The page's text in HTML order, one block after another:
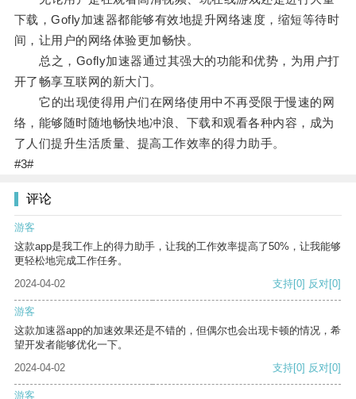
下载，Gofly加速器都能够有效地提升网络速度，缩短等待时
间，让用户的网络体验更加畅快。
总之，Gofly加速器通过其强大的功能和优势，为用户打
开了畅享互联网的新大门。
它的出现使得用户们在网络使用中不再受限于慢速的网
络，能够随时随地畅快地冲浪、下载和观看各种内容，成为
了人们提升生活质量、提高工作效率的得力助手。
#3#
评论
游客
这款app是我工作上的得力助手，让我的工作效率提高了50%，让我能够
更轻松地完成工作任务。
2024-04-02
支持[0] 反对[0]
游客
这款加速器app的加速效果还是不错的，但偶尔也会出现卡顿的情况，希
望开发者能够优化一下。
2024-04-02
支持[0] 反对[0]
游客